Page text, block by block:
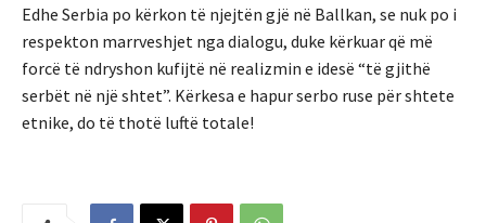
Edhe Serbia po kërkon të njejtën gjë në Ballkan, se nuk po i
respekton marrveshjet nga dialogu, duke kërkuar që më
forcë të ndryshon kufijtë në realizmin e idesë “të gjithë
serbët në një shtet”. Kërkesa e hapur serbo ruse për shtete
etnike, do të thotë luftë totale!